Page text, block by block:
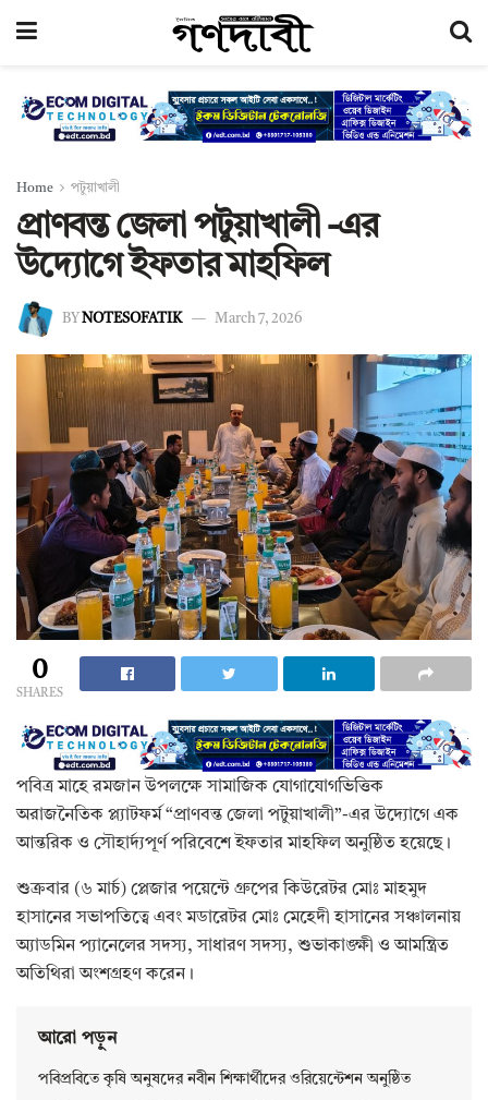
Home পটুয়াখালী
প্রাণবন্ত জেলা পটুয়াখালী -এর
উদ্যোগে ইফতার মাহফিল
BY NOTESOFATIK March 7, 2026
0
SHARES
পবিত্র মাহে রমজান উপলক্ষে সামাজিক যোগাযোগভিত্তিক
অরাজনৈতিক প্ল্যাটফর্ম “প্রাণবন্ত জেলা পটুয়াখালী”-এর উদ্যোগে এক
আন্তরিক ও সৌহার্দ্যপূর্ণ পরিবেশে ইফতার মাহফিল অনুষ্ঠিত হয়েছে।
শুক্রবার (৬ মার্চ) প্লেজার পয়েন্টে গ্রুপের কিউরেটর মোঃ মাহমুদ
হাসানের সভাপতিত্বে এবং মডারেটর মোঃ মেহেদী হাসানের সঞ্চালনায়
অ্যাডমিন প্যানেলের সদস্য, সাধারণ সদস্য, শুভাকাঙ্ক্ষী ও আমন্ত্রিত
অতিথিরা অংশগ্রহণ করেন।
আরো পড়ুন
পবিপ্রবিতে কৃষি অনুষদের নবীন শিক্ষার্থীদের ওরিয়েন্টেশন অনুষ্ঠিত